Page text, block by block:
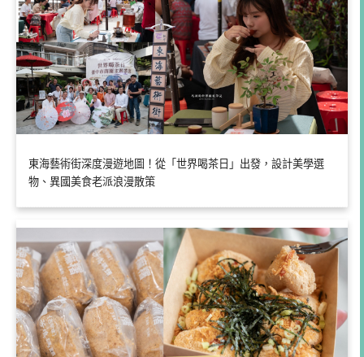
東海藝術街深度漫遊地圖！從「世界喝茶日」出發，設計美學選
物、異國美食老派浪漫散策